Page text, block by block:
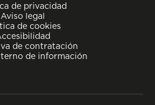
de privacidad
Aviso legal
de cookies
de contratación
de información